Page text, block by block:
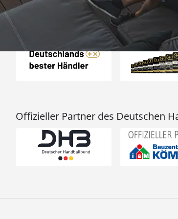
(auch
Auszeichnungen
Offizieller Partner des Deutschen